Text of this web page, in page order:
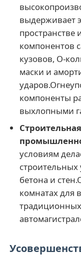
выдерживает
компонентов
кузовов, O-
маски и
компоненты
выхлопными
Строительная
условиям
строительных
бетона и
комнатах для